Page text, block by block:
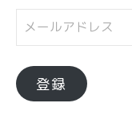
ー
ア
ド
登録